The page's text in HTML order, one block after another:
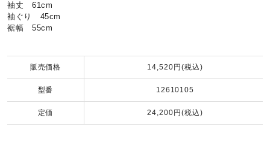
袖丈 61cm
袖ぐり 45cm
裾幅 55cm
販売価格 14,520円(税込)
型番 12610105
定価 24,200円(税込)